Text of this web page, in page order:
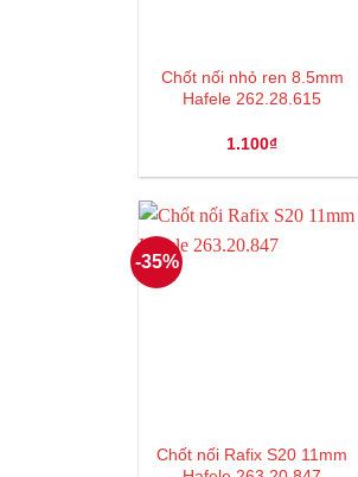
Chốt nối nhỏ ren 8.5mm
Hafele 262.28.615
1.100₫
-35%
Chốt nối Rafix S20 11mm